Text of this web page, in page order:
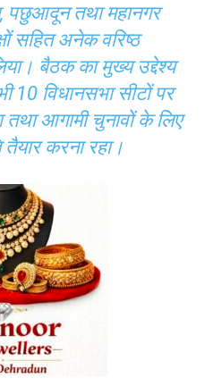
पछुआदून तथा महानगर
सहित अनेक वरिष्ठ
बैठक का मुख्य उद्देश्य
10 विधानसभा सीटों पर
आगामी चुनावों के लिए
तैयार करना रहा।